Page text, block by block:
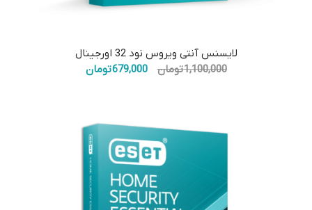
لایسنس آنتی ویروس نود 32 اورجینال
1,100,000تومان
قیمت
679,000تومانقیمت